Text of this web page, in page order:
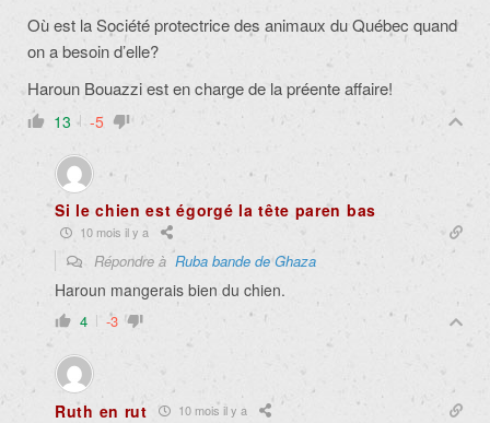
Où est laSociété protectrice des animaux du Québec quand
on a besoin d’elle?
Haroun Bouazzi est en charge de la préente affaire!
13 -5
Si le chien est égorgé la tête paren bas
10 mois il y a
Répondre à Ruba bande de Ghaza
Haroun mangerais bien du chien.
4 -3
Ruth en rut 10 mois il y a